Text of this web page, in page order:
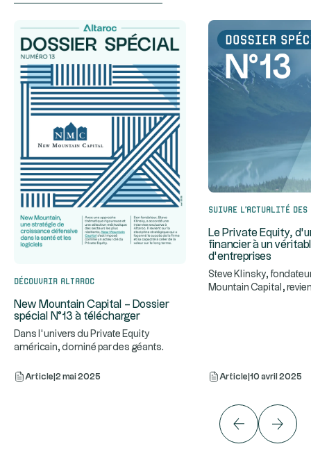
Découvrir Altaroc
New Mountain Capital – Dossier
spécial N°13 à télécharger
Dans l’univers du Private Equity
américain, dominé par des géants
Article 2 mai 2025
Suivre l’actualité
Le Private Equity,
financier à un
d’entreprises
Steve Klinsky,
Mountain Capital,
Article 10 avril 2025